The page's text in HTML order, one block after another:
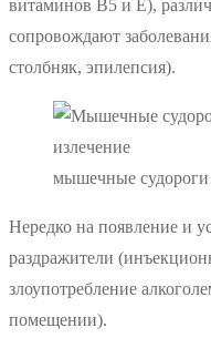
витаминов В5 и Е),
сопровождают
столбняк, эпилепсия).
мышечные судороги
Нередко на появление и
раздражители
злоупотребление
помещении).